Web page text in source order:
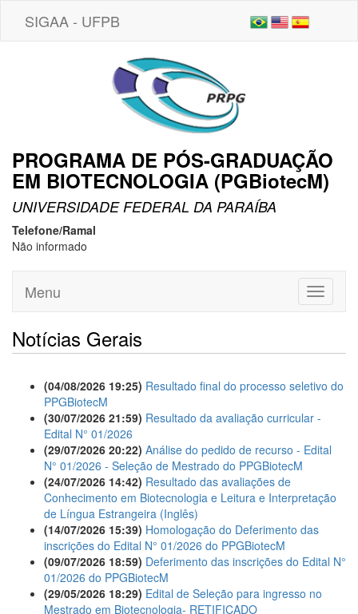
SIGAA - UFPB
PROGRAMA DE PÓS-GRADUAÇÃO
EM BIOTECNOLOGIA (PGBiotecM)
UNIVERSIDADE FEDERAL DA PARAÍBA
Telefone/Ramal
Não informado
Toggle
Menu
Notícias Gerais
(04/08/2026 19:25) Resultado final do processo seletivo do
PPGBiotecM
(30/07/2026 21:59) Resultado da avaliação curricular -
Edital N° 01/2026
(29/07/2026 20:22) Análise do pedido de recurso - Edital
N° 01/2026 - Seleção de Mestrado do PPGBiotecM
(24/07/2026 14:42) Resultado das avaliações de
Conhecimento em Biotecnologia e Leitura e Interpretação
de Língua Estrangeira (Inglês)
(14/07/2026 15:39) Homologação do Deferimento das
inscrições do Edital N° 01/2026 do PPGBiotecM
(09/07/2026 18:59) Deferimento das inscrições do Edital N°
01/2026 do PPGBiotecM
(29/05/2026 18:29) Edital de Seleção para ingresso no
Mestrado em Biotecnologia- RETIFICADO